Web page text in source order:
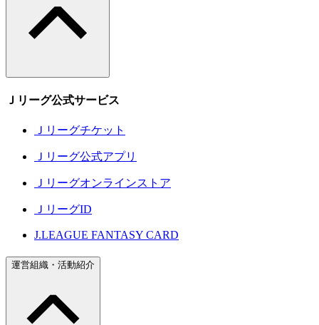
Ｊリーグ公式サービス
Ｊリーグチケット
Ｊリーグ公式アプリ
Ｊリーグオンラインストア
ＪリーグID
J.LEAGUE FANTASY CARD
運営組織・活動紹介